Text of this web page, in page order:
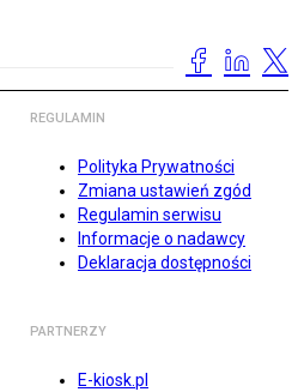
REGULAMIN
Polityka Prywatności
Zmiana ustawień zgód
Regulamin serwisu
Informacje o nadawcy
Deklaracja dostępności
PARTNERZY
E-kiosk.pl